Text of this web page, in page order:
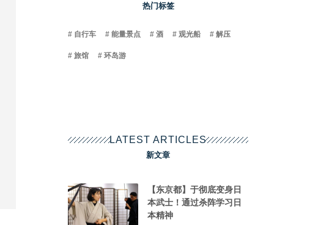
热门标签
自行车 能量景点 酒 观光船 解压
旅馆 环岛游
LATEST ARTICLES
新文章
【东京都】于彻底变身日
本武士！通过杀阵学习日
本精神